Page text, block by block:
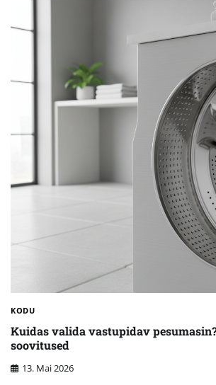
KODU
Kuidas valida vastupidav
soovitused
13. Mai 2026